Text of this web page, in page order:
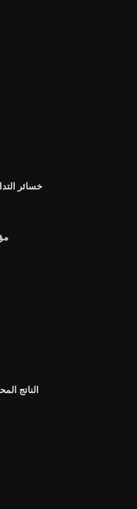
خسائر
الناتج